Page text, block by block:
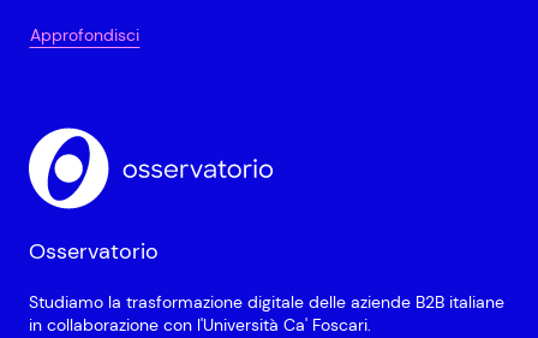
Approfondisci
Osservatorio
Studiamo la trasformazione digitale delle aziende B2B italiane
in collaborazione con l'Università Ca' Foscari.